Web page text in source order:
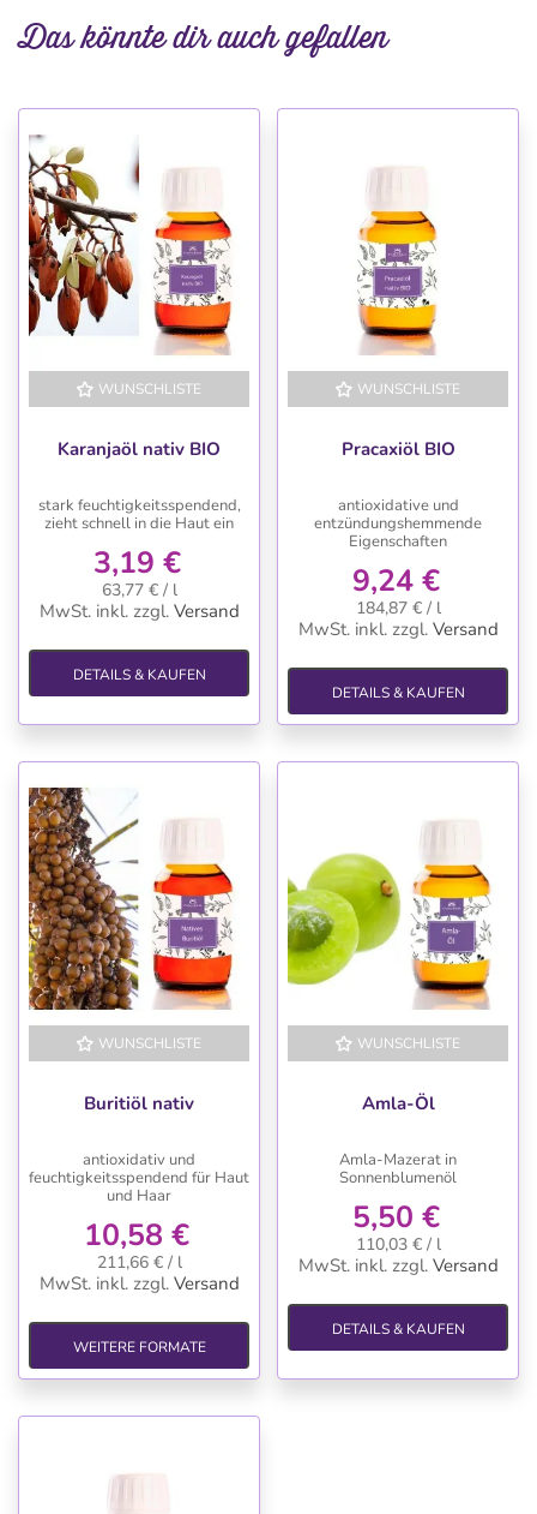
Das könnte dir auch gefallen
WUNSCHLISTE
Karanjaöl nativ BIO
stark feuchtigkeitsspendend,
zieht schnell in die Haut ein
3,19 €
63,77 € / l
MwSt. inkl. zzgl. Versand
DETAILS & KAUFEN
WUNSCHLISTE
Pracaxiöl BIO
antioxidative und
entzündungshemmende
Eigenschaften
9,24 €
184,87 € / l
MwSt. inkl. zzgl. Versand
DETAILS & KAUFEN
WUNSCHLISTE
Buritiöl nativ
antioxidativ und
feuchtigkeitsspendend für Haut
und Haar
10,58 €
211,66 € / l
MwSt. inkl. zzgl. Versand
WEITERE FORMATE
WUNSCHLISTE
Amla-Öl
Amla-Mazerat in
Sonnenblumenöl
5,50 €
110,03 € / l
MwSt. inkl. zzgl. Versand
DETAILS & KAUFEN